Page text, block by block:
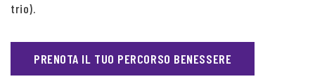
trio).
PRENOTA IL TUO PERCORSO BENESSERE